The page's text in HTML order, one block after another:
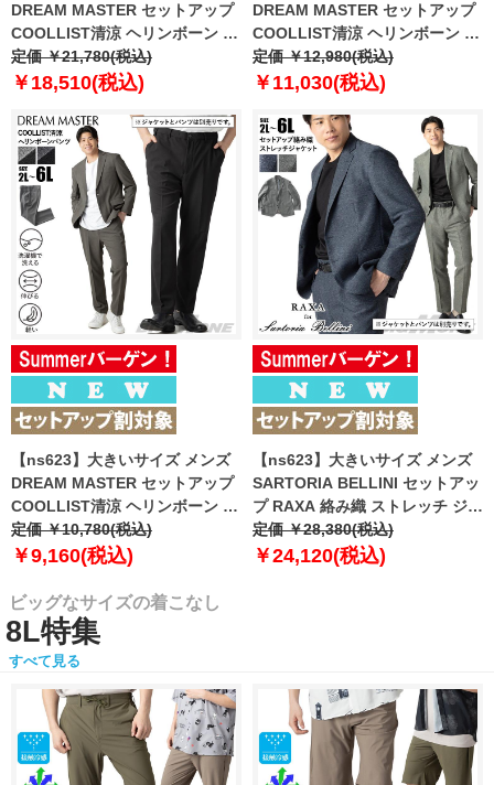
DREAM MASTER セットアップ
COOLLIST清涼 ヘリンボーン ス
トレッチ ジャケット 軽量 ウォッ
シャブル スマリラ 春夏新作
定価 ￥21,780(税込)
￥18,510(税込)
DREAM MASTER セットアップ
COOLLIST清涼 ヘリンボーン ス
トレッチ ノーカラー ジャケット
軽量 ウォッシャブル スマリラ 春
定価 ￥12,980(税込)
￥11,030(税込)
【ns623】大きいサイズ メンズ
DREAM MASTER セットアップ
COOLLIST清涼 ヘリンボーン ス
トレッチ パンツ 軽量 ウォッシャ
ブル スマリラ 春夏新作
定価 ￥10,780(税込)
￥9,160(税込)
【ns623】大きいサイズ メンズ
SARTORIA BELLINI セットアッ
プ RAXA 絡み織 ストレッチ ジャ
ケット 春夏新作 tzjk-33b
【fre】
定価 ￥28,380(税込)
￥24,120(税込)
ビッグなサイズの着こなし
8L特集
すべて見る